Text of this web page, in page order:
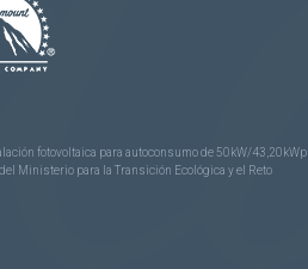
fotovoltaica para autoconsumo de 50kW/43,20kWp
Ministerio para la Transición Ecológica y el Reto